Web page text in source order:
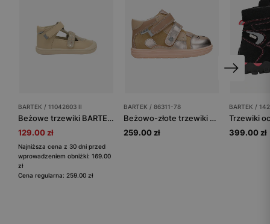
BARTEK / 11042603 II
Beżowe trzewiki BARTEK 11042603 II dla dziewczynki
129.00 zł
Najniższa cena z 30 dni przed
wprowadzeniem obniżki: 169.00
zł
Cena regularna: 259.00 zł
BARTEK / 86311-78
Beżowo-złote trzewiki dziewczęce z motywem kotka BARTEK 86311-78
259.00 zł
BARTEK /
399.00 zł